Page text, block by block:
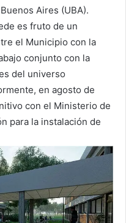
Aires (UBA).
es fruto de un
el Municipio con la
conjunto con la
del universo
en agosto de
con el Ministerio de
para la instalación de